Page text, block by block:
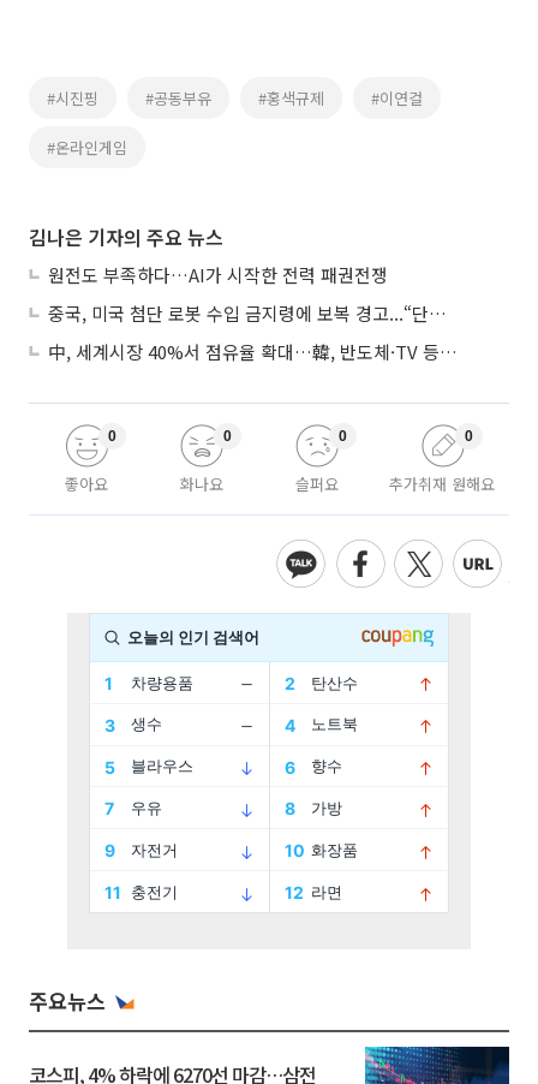
#시진핑 #공동부유 #홍색규제 #이연걸
#온라인게임
김나은 기자의 주요 뉴스
원전도 부족하다…AI가 시작한 전력 패권전쟁
중국, 미국 첨단 로봇 수입 금지령에 보복 경고...“단호히 대응”
中, 세계시장 40%서 점유율 확대…韓, 반도체·TV 등 4개 품목 1위
좋아요
0
화나요
0
슬퍼요
0
추가취재 원해요
0
주요뉴스
코스피, 4% 하락에 6270선 마감…삼전